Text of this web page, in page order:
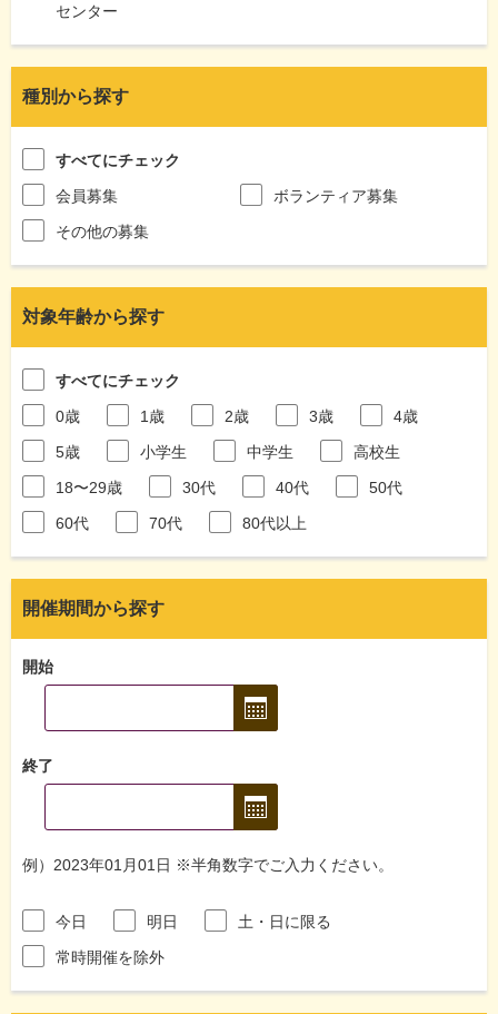
センター
種別から探す
すべてにチェック
会員募集
ボランティア募集
その他の募集
対象年齢から探す
すべてにチェック
0歳
1歳 2歳 3歳
4歳
5歳
小学生 中学生
高校生
18〜29歳
30代 40代
50代
60代
70代 80代以上
開催期間から探す
開始
終了
例）2023年01月01日 ※半角数字でご入力ください。
今日 明日
土・日に限る
常時開催を除外